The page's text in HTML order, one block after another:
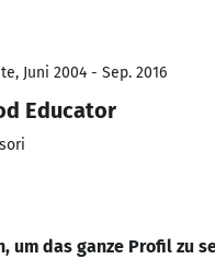
Juni 2004 - Sep. 2016
Educator
um das ganze Profil zu